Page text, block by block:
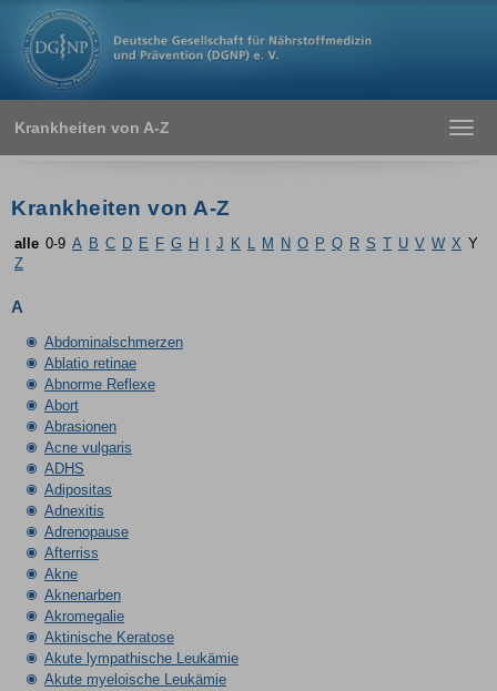
Krankheiten von A-Z
Krankheiten von A-Z
alle 0-9 A B C D E F G H J K L M N O P Q R S T U V W X Y
Z
A
Abdominalschmerzen
Ablatio retinae
Abnorme Reflexe
Abort
Abrasionen
Acne vulgaris
ADHS
Adipositas
Adnexitis
Adrenopause
Afterriss
Akne
Aknenarben
Akromegalie
Aktinische Keratose
Akute lympathische Leukämie
Akute myeloische Leukämie